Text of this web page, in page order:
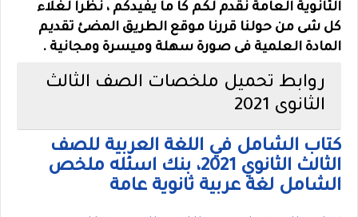
الثانوية العامة نقدم لكم كا ما يفيدكم ، نظرا لغلاء
كل شى من حولنا قررنا موقع الطريق المضئ تقديم
المادة العلمية فى صورة سهلة وميسرة ومجانية .
روابط تحميل ملخصات الصف الثالث
الثانوى 2021
كتاب الشامل في اللغة العربية للصف
الثالث الثانوي 2021، بنك اسئله ملخص
الشامل لغة عربية ثانوية عامة